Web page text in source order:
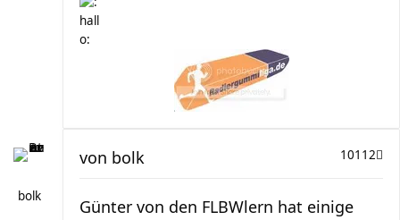
bolk
10112
von bolk
Günter von den FLBWlern hat einige